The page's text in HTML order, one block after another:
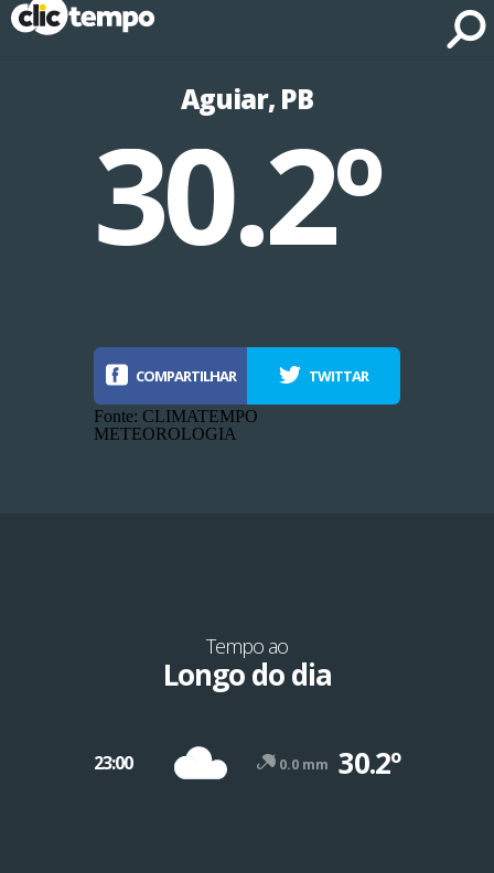
Aguiar, PB
Fonte: CLIMATEMPO METEOROLOGIA
30.2º
COMPARTILHAR TWITTAR
Fonte: CLIMATEMPO
METEOROLOGIA
Tempo ao
Longo do dia
23:00 0.0 mm 30.2º